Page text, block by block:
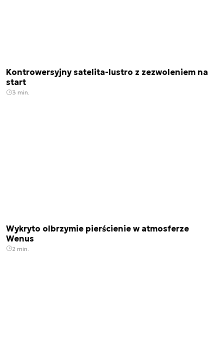
Kontrowersyjny satelita-lustro z zezwoleniem na
start
3 min.
Wykryto olbrzymie pierścienie w atmosferze
Wenus
2 min.